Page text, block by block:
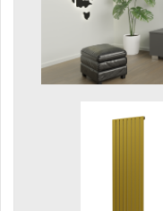
Ikaria Double
Ikaria Radius
Kandavu